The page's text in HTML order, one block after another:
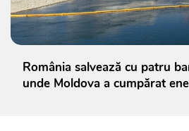
România salvează cu patru
unde Moldova a cumpărat